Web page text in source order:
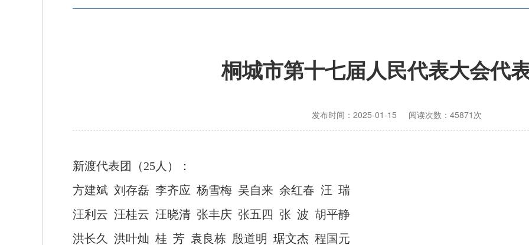
桐城市第十七届人民代表大会代
发布时间：2025-01-15 阅读次数：45871次
新渡代表团（25人）：
方建斌 刘存磊 李齐应 杨雪梅 吴自来 余红春 汪 瑞
汪利云 汪桂云 汪晓清 张丰庆 张五四 张 波 胡平静
洪长久
洪叶灿 桂 芳 袁良栋 殷道明 琚文杰 程国元